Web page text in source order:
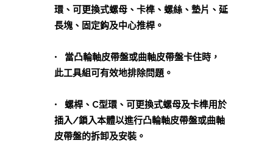
環、可更換式螺母、卡榫、螺絲、墊片、延
長塊、固定鈎及中心推桿。
• 當凸輪軸皮帶盤或曲軸皮帶盤卡住時，
此工具組可有效地排除問題。
• 螺桿、C型環、可更換式螺母及卡榫用於
插入/鎖入本體以進行凸輪軸皮帶盤或曲軸
皮帶盤的拆卸及安裝。